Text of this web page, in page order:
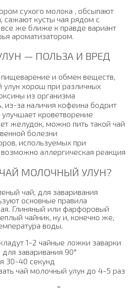
сухого молока , обсыпают
сажают кусты чая рядом с
же ближе к правде вариант
ароматизатором.
— ПОЛЬЗА И ВРЕД
и обмен веществ,
улун хорош при различных
из организма
из-за наличия кофеина бодрит
кроветворение
желудок, можно пить такой чай
болезни
используемых при
возможно аллергическая реакция
МОЛОЧНЫЙ УЛУН?
чай, для заваривания
основные правила
Глиняный или фарфоровый
чайник, ну и, конечно же,
воды.
1-2 чайные ложки заварки
заваривания 90°
30-40 секунд
чай молочный улун до 4-5 раз